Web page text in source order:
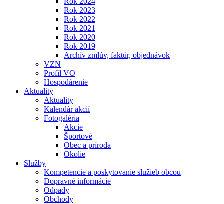
Rok 2023
Rok 2022
Rok 2021
Rok 2020
Rok 2019
Archív zmlúv, faktúr, objednávok
VZN
Profil VO
Hospodárenie
Aktuality
Aktuality
Kalendár akcií
Fotogaléria
Akcie
Športové
Obec a príroda
Okolie
Služby
Kompetencie a poskytovanie služieb obcou
Dopravné informácie
Odpady
Obchody